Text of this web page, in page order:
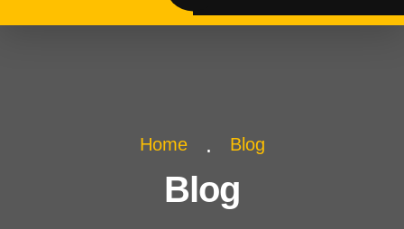
Home Blog
Blog